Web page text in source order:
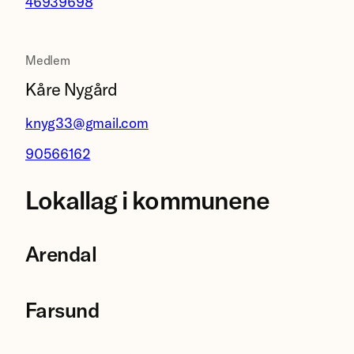
Medlem
Kåre Nygård
knyg33@gmail.com
90566162
Lokallag i kommunene
Arendal
Farsund